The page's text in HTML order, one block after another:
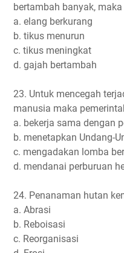
bertambah banyak,
a. elang berkurang
b. tikus menurun
c. tikus meningkat
d. gajah bertambah
23. Untuk mencegah
manusia maka
a. bekerja sama dengan
b. menetapkan Undang-
c. mengadakan lomba
d. mendanai perburuan
24. Penanaman hutan
a. Abrasi
b. Reboisasi
c. Reorganisasi